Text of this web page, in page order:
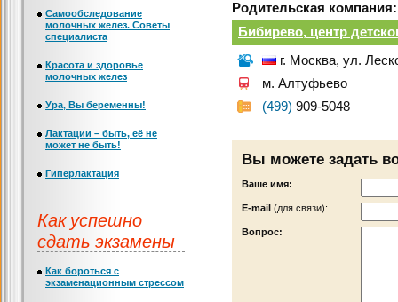
Родительская компания:
Бибирево, центр
г. Москва, ул.
м. Алтуфьево
(499) 909-5048
Вы можете задать
Ваше имя:
Е-mail (для связи):
Вопрос:
Самообследование
молочных желез. Советы
специалиста
Красота и здоровье
молочных желез
Ура, Вы беременны!
Лактации – быть, её не
может не быть!
Гиперлактация
Как успешно
сдать экзамены
Как бороться с
экзаменационным стрессом